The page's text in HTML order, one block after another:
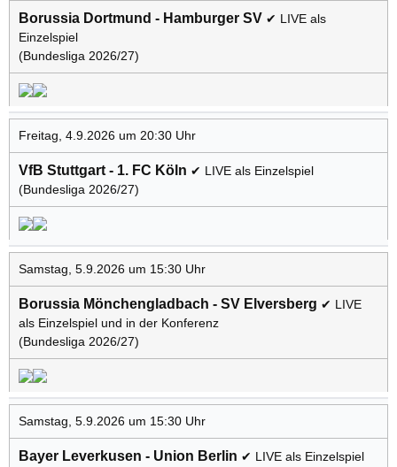
Borussia Dortmund - Hamburger SV ✔ LIVE als
Einzelspiel
(Bundesliga 2026/27)
Freitag, 4.9.2026 um 20:30 Uhr
VfB Stuttgart - 1. FC Köln ✔ LIVE als Einzelspiel
(Bundesliga 2026/27)
Samstag, 5.9.2026 um 15:30 Uhr
Borussia Mönchengladbach - SV Elversberg ✔ LIVE
als Einzelspiel und in der Konferenz
(Bundesliga 2026/27)
Samstag, 5.9.2026 um 15:30 Uhr
Bayer Leverkusen - Union Berlin ✔ LIVE als Einzelspiel